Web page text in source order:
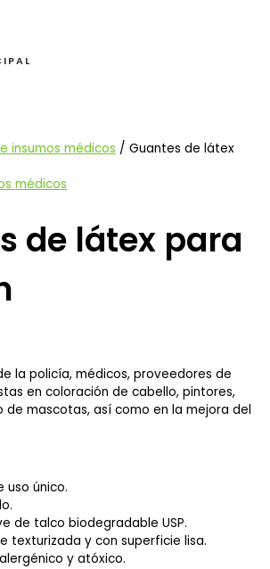
insumos médicos / Guantes de látex
médicos
de látex para
la policía, médicos, proveedores de
en coloración de cabello, pintores,
de mascotas, así como en la mejora del
uso único.
de talco biodegradable USP.
texturizada y con superficie lisa.
y atóxico.